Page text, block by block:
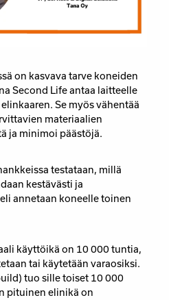
on kasvava tarve koneiden
Second Life antaa laitteelle
Se myös vähentää
materiaalien
ja minimoi päästöjä.
testataan, millä
kestävästi ja
annetaan koneelle toinen
käyttöikä on 10 000 tuntia,
tai käytetään varaosiksi.
tuo sille toiset 10 000
pituinen elinikä on